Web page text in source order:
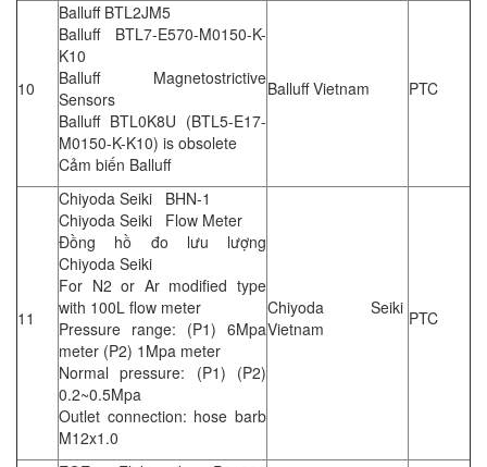
10
Balluff BTL2JM5
Balluff BTL7-E570-M0150-K-
K10
Balluff Magnetostrictive
Sensors
Balluff BTL0K8U (BTL5-E17-
M0150-K-K10) is obsolete
Cảm biến Balluff
Balluff Vietnam PTC
11
Chiyoda Seiki BHN-1
Chiyoda Seiki Flow Meter
Đồng hồ đo lưu lượng
Chiyoda Seiki
For N2 or Ar modified type
with 100L flow meter
Pressure range: (P1) 6Mpa
meter (P2) 1Mpa meter
Normal pressure: (P1) (P2)
0.2~0.5Mpa
Outlet connection: hose barb
M12x1.0
Chiyoda Seiki
Vietnam
PTC